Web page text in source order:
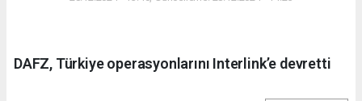
DAFZ, Türkiye operasyonlarını Interlink’e devretti